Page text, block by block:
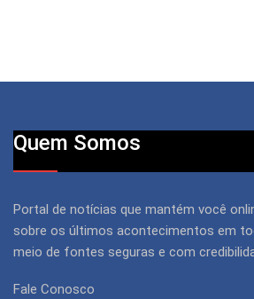
Quem Somos
Portal de notícias que mantém você
sobre os últimos acontecimentos em
meio de fontes seguras e com
Fale Conosco